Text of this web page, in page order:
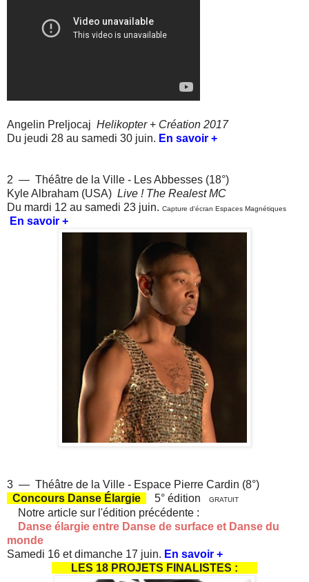
Angelin Preljocaj Helikopter+ Création 2017
Du jeudi 28 au samedi 30 juin. En savoir +
2 — Théâtre de la Ville - Les Abbesses (18°)
Kyle Albraham (USA) Live ! The Realest MC
Du mardi 12 au samedi 23 juin. Capture d'écran Espaces Magnétiques
En savoir +
3 — Théâtre de la Ville - Espace Pierre Cardin (8°)
Concours Danse Élargie
5° édition GRATUIT
Notre article sur l'édition précédente :
Danse élargie entre Danse de surface et Danse du
monde
Samedi 16 et dimanche 17 juin. En savoir +
LES 18 PROJETS FINALISTES :